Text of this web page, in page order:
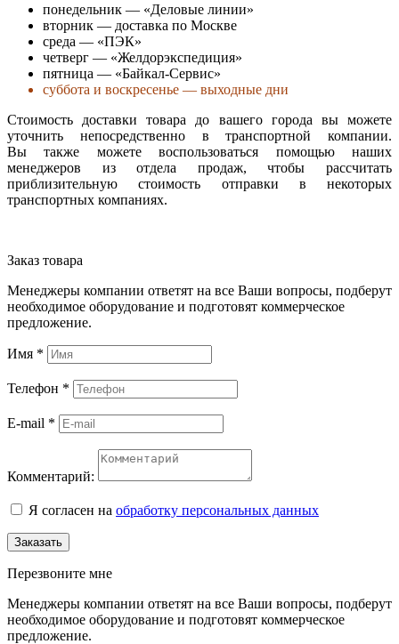
понедельник — «Деловые линии»
вторник — доставка по Москве
среда — «ПЭК»
четверг — «Желдорэкспедиция»
пятница — «Байкал-Сервис»
суббота и воскресенье — выходные дни
Стоимость доставки товара до вашего города вы можете
уточнить непосредственно в транспортной компании.
Вы также можете воспользоваться помощью наших
менеджеров из отдела продаж, чтобы рассчитать
приблизительную стоимость отправки в некоторых
транспортных компаниях.
Заказ товара
Менеджеры компании ответят на все Ваши вопросы, подберут
необходимое оборудование и подготовят коммерческое
предложение.
Имя *
Телефон *
E-mail *
Комментарий:
Я согласен на обработку персональных данных
Заказать
Перезвоните мне
Менеджеры компании ответят на все Ваши вопросы, подберут
необходимое оборудование и подготовят коммерческое
предложение.